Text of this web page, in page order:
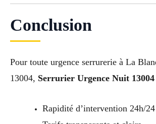
Conclusion
Pour toute urgence serrurerie à La
13004, Serrurier Urgence Nuit 13004
Rapidité d’intervention 24h/24